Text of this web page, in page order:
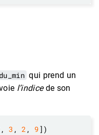
qui prend un
l’indicede son
, 3 , 2 , 9